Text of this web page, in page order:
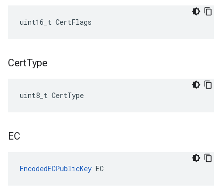
uint16_t CertFlags
CertType
uint8_t CertType
EC
EncodedECPublicKey EC